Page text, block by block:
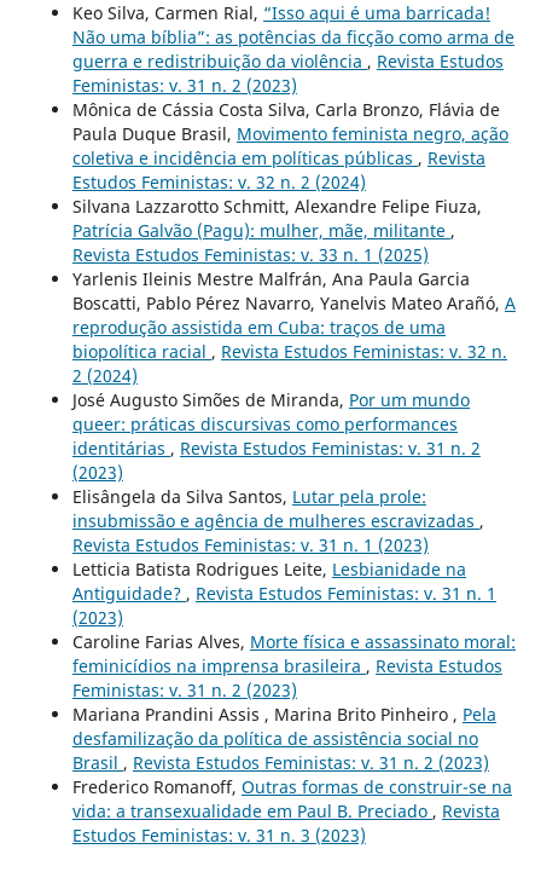
Keo Silva, Carmen Rial, “Isso aqui é uma barricada!
Não uma bíblia”: as potências da ficção como arma de
guerra e redistribuição da violência , Revista Estudos
Feministas: v. 31 n. 2 (2023)
Mônica de Cássia Costa Silva, Carla Bronzo, Flávia de
Paula Duque Brasil, Movimento feminista negro, ação
coletiva e incidência em políticas públicas , Revista
Estudos Feministas: v. 32 n. 2 (2024)
Silvana Lazzarotto Schmitt, Alexandre Felipe Fiuza,
Patrícia Galvão (Pagu): mulher, mãe, militante ,
Revista Estudos Feministas: v. 33 n. 1 (2025)
Yarlenis Ileinis Mestre Malfrán, Ana Paula Garcia
Boscatti, Pablo Pérez Navarro, Yanelvis Mateo Arañó, A
reprodução assistida em Cuba: traços de uma
biopolítica racial , Revista Estudos Feministas: v. 32 n.
2 (2024)
José Augusto Simões de Miranda, Por um mundo
queer: práticas discursivas como performances
identitárias , Revista Estudos Feministas: v. 31 n. 2
(2023)
Elisângela da Silva Santos, Lutar pela prole:
insubmissão e agência de mulheres escravizadas ,
Revista Estudos Feministas: v. 31 n. 1 (2023)
Letticia Batista Rodrigues Leite, Lesbianidade na
Antiguidade? , Revista Estudos Feministas: v. 31 n. 1
(2023)
Caroline Farias Alves, Morte física e assassinato moral:
feminicídios na imprensa brasileira , Revista Estudos
Feministas: v. 31 n. 2 (2023)
Mariana Prandini Assis , Marina Brito Pinheiro , Pela
desfamilização da política de assistência social no
Brasil , Revista Estudos Feministas: v. 31 n. 2 (2023)
Frederico Romanoff, Outras formas de construir-se na
vida: a transexualidade em Paul B. Preciado , Revista
Estudos Feministas: v. 31 n. 3 (2023)